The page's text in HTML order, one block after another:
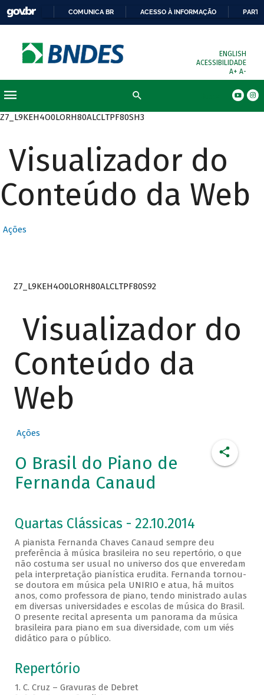
COMUNICA BR ACESSO À INFORMAÇÃO
ENGLISH
ACESSIBILIDADE
A+ A-
Z7_L9KEH4O0LORH80ALCLTPF80SH3
Visualizador do
Conteúdo da Web
Ações
Z7_L9KEH4O0LORH80ALCLTPF80S92
Visualizador do
Conteúdo da
Web
Ações
O Brasil do Piano de
Fernanda Canaud
Quartas Clássicas - 22.10.2014
A pianista Fernanda Chaves Canaud sempre deu
preferência à música brasileira no seu repertório, o que
não costuma ser usual no universo dos que enveredam
pela interpretação pianística erudita. Fernanda tornou-
se doutora em música pela UNIRIO e atua, há muitos
anos, como professora de piano, tendo ministrado aulas
em diversas universidades e escolas de música do Brasil.
O presente recital apresenta um panorama da música
brasileira para piano em sua diversidade, com um viés
didático para o público.
Repertório
1. C. Cruz – Gravuras de Debret